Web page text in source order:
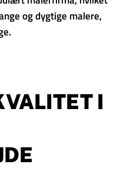
og dygtige malere,
I